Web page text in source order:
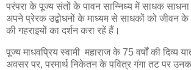
परंपरा के पूज्य संतों के पावन सान्निध्य में साधक
अपने प्रेरक उद्बोधनों के माध्यम से साधकों को जीवन
की गहराइयों का दर्शन करा रहें हैं।
पूज्य माधवप्रिय स्वामी महाराज के 75 वर्षों की दिव्य
अवसर पर, परमार्थ निकेतन के पवित्र गंगा तट पर